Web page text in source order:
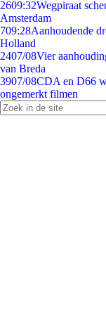
2609:32Wegpiraat
Amsterdam
709:28Aanhoudende
Holland
2407/08Vier
van Breda
3907/08CDA en D66
ongemerkt filmen